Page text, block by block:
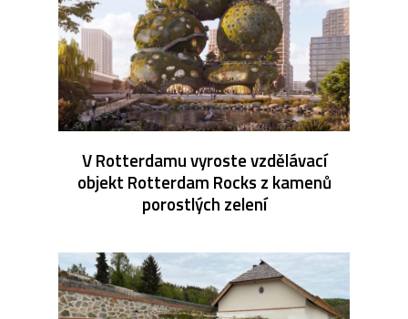
V Rotterdamu vyroste vzdělávací
objekt Rotterdam Rocks z kamenů
porostlých zelení